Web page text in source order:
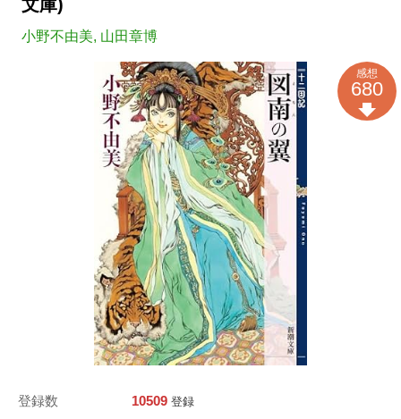
文庫)
小野不由美, 山田章博
登録数 10509 登録
感想
680